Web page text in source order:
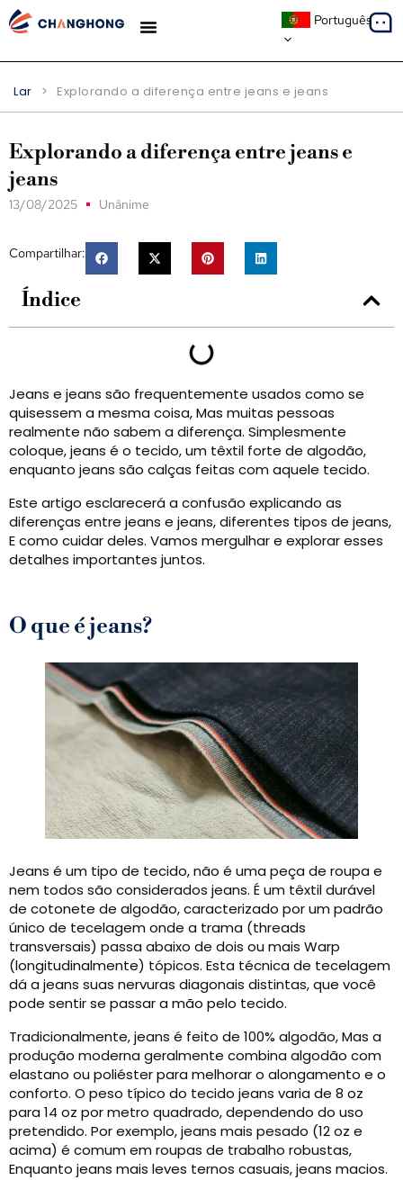
Português
Lar > Explorando a diferença entre jeans e jeans
Explorando a diferença entre jeans e
jeans
13/08/2025 Unânime
Compartilhar:
Índice
Jeans e jeans são frequentemente usados ​​como se
quisessem a mesma coisa, Mas muitas pessoas
realmente não sabem a diferença. Simplesmente
coloque, jeans é o tecido, um têxtil forte de algodão,
enquanto jeans são calças feitas com aquele tecido.
Este artigo esclarecerá a confusão explicando as
diferenças entre jeans e jeans, diferentes tipos de jeans,
E como cuidar deles. Vamos mergulhar e explorar esses
detalhes importantes juntos.
O que é jeans?
Jeans é um tipo de tecido, não é uma peça de roupa e
nem todos são considerados jeans. É um têxtil durável
de cotonete de algodão, caracterizado por um padrão
único de tecelagem onde a trama (threads
transversais) passa abaixo de dois ou mais Warp
(longitudinalmente) tópicos. Esta técnica de tecelagem
dá a jeans suas nervuras diagonais distintas, que você
pode sentir se passar a mão pelo tecido.
Tradicionalmente, jeans é feito de 100% algodão, Mas a
produção moderna geralmente combina algodão com
elastano ou poliéster para melhorar o alongamento e o
conforto. O peso típico do tecido jeans varia de 8 oz
para 14 oz por metro quadrado, dependendo do uso
pretendido. Por exemplo, jeans mais pesado (12 oz e
acima) é comum em roupas de trabalho robustas,
Enquanto jeans mais leves ternos casuais, jeans macios.